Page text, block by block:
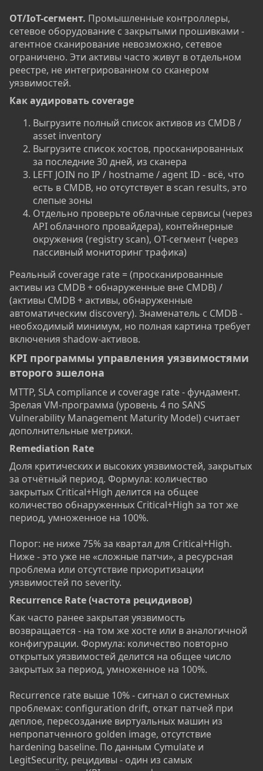
OT/IoT-сегмент. Промышленные контроллеры,
сетевое оборудование с закрытыми прошивками -
агентное сканирование невозможно, сетевое
ограничено. Эти активы часто живут в отдельном
реестре, не интегрированном со сканером
уязвимостей.
Как аудировать coverage​
Выгрузите полный список активов из CMDB /
asset inventory
Выгрузите список хостов, просканированных
за последние 30 дней, из сканера
LEFT JOIN по IP / hostname / agent ID - всё, что
есть в CMDB, но отсутствует в scan results, это
слепые зоны
Отдельно проверьте облачные сервисы (через
API облачного провайдера), контейнерные
окружения (registry scan), OT-сегмент (через
пассивный мониторинг трафика)
Реальный coverage rate = (просканированные
активы из CMDB + обнаруженные вне CMDB) /
(активы CMDB + активы, обнаруженные
автоматическим discovery). Знаменатель с CMDB -
необходимый минимум, но полная картина требует
включения shadow-активов.
KPI программы управления уязвимостями
второго эшелона​
MTTP, SLA compliance и coverage rate - фундамент.
Зрелая VM-программа (уровень 4 по SANS
Vulnerability Management Maturity Model) считает
дополнительные метрики.
Remediation Rate​
Доля критических и высоких уязвимостей, закрытых
за отчётный период. Формула: количество
закрытых Critical+High делится на общее
количество обнаруженных Critical+High за тот же
период, умноженное на 100%.
Порог: не ниже 75% за квартал для Critical+High.
Ниже - это уже не «сложные патчи», а ресурсная
проблема или отсутствие приоритизации
уязвимостей по severity.
Recurrence Rate (частота рецидивов)​
Как часто ранее закрытая уязвимость
возвращается - на том же хосте или в аналогичной
конфигурации. Формула: количество повторно
открытых уязвимостей делится на общее число
закрытых за период, умноженное на 100%.
Recurrence rate выше 10% - сигнал о системных
проблемах: configuration drift, откат патчей при
деплое, пересоздание виртуальных машин из
непропатченного golden image, отсутствие
hardening baseline. По данным Cymulate и
LegitSecurity, рецидивы - один из самых